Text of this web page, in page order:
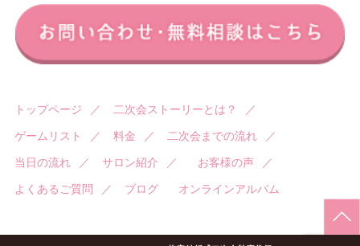
トップページ ／ 二次会ストーリーとは？ ／
ゲームリスト ／ 料金 ／ 二次会までの流れ ／
当日の流れ ／ サロン紹介 ／ お客様の声 ／
よくあるご質問 ／ ブログ オンラインアルバム